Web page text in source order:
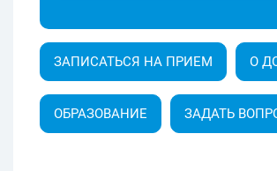
ЗАПИСАТЬСЯ НА ПРИЕМ О
ОБРАЗОВАНИЕ ЗАДАТЬ